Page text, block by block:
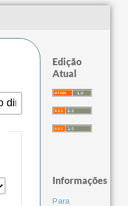
Edição
Atual
Informações
Para